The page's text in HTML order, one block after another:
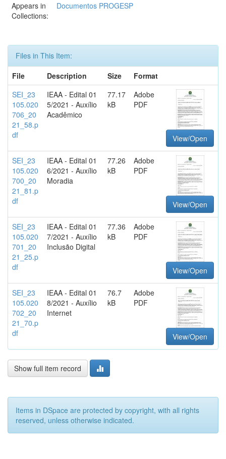
Appears in
Collections:
Documentos PROGESP
Files in This Item:
File
Description Size
Format
SEI_23
105.020
706_20
21_58.p
df
IEAA - Edital 01
5/2021 - Auxílio
Acadêmico
77.17
kB
Adobe
PDF
View/Open
SEI_23
105.020
700_20
21_81.p
df
IEAA - Edital 01
6/2021 - Auxílio
Moradia
77.26
kB
Adobe
PDF
View/Open
SEI_23
105.020
701_20
21_25.p
df
IEAA - Edital 01
7/2021 - Auxílio
Inclusão Digital
77.36
kB
Adobe
PDF
View/Open
SEI_23
105.020
702_20
21_70.p
df
IEAA - Edital 01
8/2021 - Auxílio
Internet
76.7
kB
Adobe
PDF
View/Open
Show full item record
Items in DSpace are protected by copyright, with all rights
reserved, unless otherwise indicated.